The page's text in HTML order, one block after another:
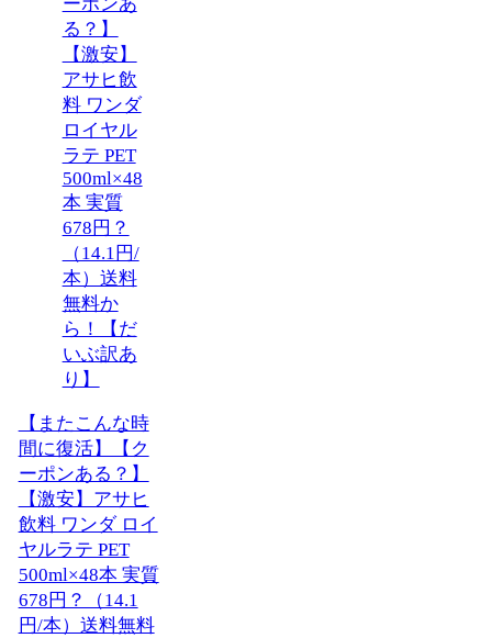
【またこんな時
間に復活】【ク
ーポンある？】
【激安】アサヒ
飲料 ワンダ ロイ
ヤルラテ PET
500ml×48本 実質
678円？（14.1
円/本）送料無料